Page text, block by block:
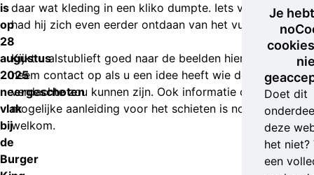
is
op
28
augustus
2025
neergeschoten
vlak
bij
de
Burger
daar wat kleding in een kliko dumpte. Iets verderop
had hij zich even eerder ontdaan van het vuurwapen.
Kijkt u alstublieft goed naar de beelden hieronder en
neem contact op als u een idee heeft wie de
verdachte zou kunnen zijn. Ook informatie over een
mogelijke aanleiding voor het schieten is nog heel
welkom.
Je
Doet dit
deze
het niet?
een